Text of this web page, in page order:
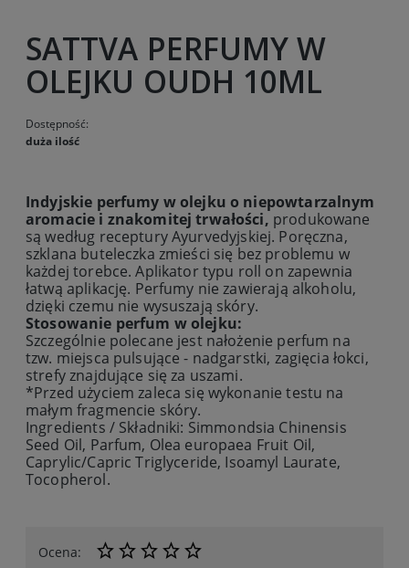
SATTVA PERFUMY W
OLEJKU OUDH 10ML
Dostępność:
duża ilość
Indyjskie perfumy w olejku o niepowtarzalnym
aromacie i znakomitej trwałości, produkowane
są według receptury Ayurvedyjskiej. Poręczna,
szklana buteleczka zmieści się bez problemu w
każdej torebce. Aplikator typu roll on zapewnia
łatwą aplikację. Perfumy nie zawierają alkoholu,
dzięki czemu nie wysuszają skóry.
Stosowanie perfum w olejku:
Szczególnie polecane jest nałożenie perfum na
tzw. miejsca pulsujące - nadgarstki, zagięcia łokci,
strefy znajdujące się za uszami.
*Przed użyciem zaleca się wykonanie testu na
małym fragmencie skóry.
Ingredients / Składniki: Simmondsia Chinensis
Seed Oil, Parfum, Olea europaea Fruit Oil,
Caprylic/Capric Triglyceride, Isoamyl Laurate,
Tocopherol.
Ocena: